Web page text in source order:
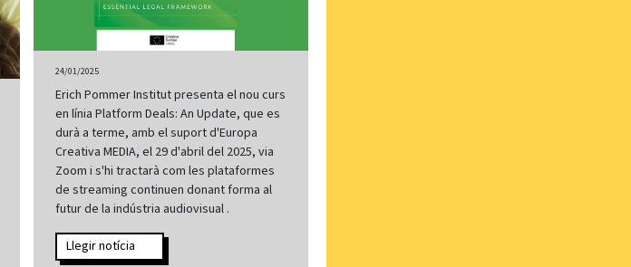
24/01/2025
Erich Pommer Institut presenta el nou curs
en línia Platform Deals: An Update, que es
durà a terme, amb el suport d'Europa
Creativa MEDIA, el 29 d'abril del 2025, via
Zoom i s'hi tractarà com les plataformes
de streaming continuen donant forma al
futur de la indústria audiovisual .
Llegir notícia